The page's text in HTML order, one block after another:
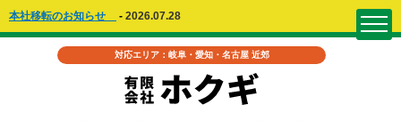
本社移転のお知らせ - 2026.07.28
対応エリア：岐阜・愛知・名古屋 近郊